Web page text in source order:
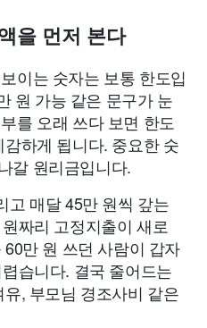
을 먼저 본다
이는 숫자는 보통 한도입
원 가능 같은 문구가 눈
를 오래 쓰다 보면 한도
하게 됩니다. 중요한 숫
갈 원리금입니다.
고 매달 45만 원씩 갚는
짜리 고정지출이 새로
만 원 쓰던 사람이 갑자
습니다. 결국 줄어드는
, 부모님 경조사비 같은